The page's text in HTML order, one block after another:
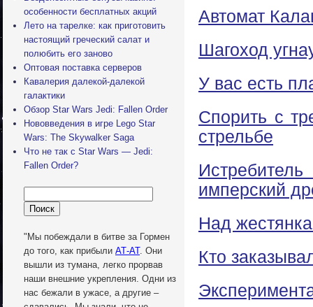
особенности бесплатных акций
Лето на тарелке: как приготовить
настоящий греческий салат и
полюбить его заново
Оптовая поставка серверов
Кавалерия далекой-далекой
галактики
Обзор Star Wars Jedi: Fallen Order
Нововведения в игре Lego Star
Wars: The Skywalker Saga
Что не так с Star Wars — Jedi:
Fallen Order?
"Мы побеждали в битве за Гормен
до того, как прибыли АТ-АТ. Они
вышли из тумана, легко прорвав
наши внешние укрепления. Одни из
нас бежали в ужасе, а другие –
Автомат
Шагоход
У вас есть
Спорить с
стрельбе
имперский
Над
Кто